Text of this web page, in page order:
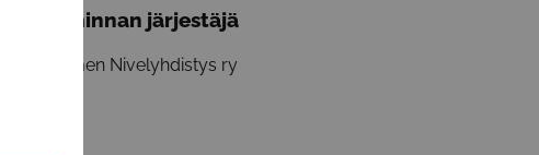
Toiminnan järjestäjä
Suomen Nivelyhdistys ry